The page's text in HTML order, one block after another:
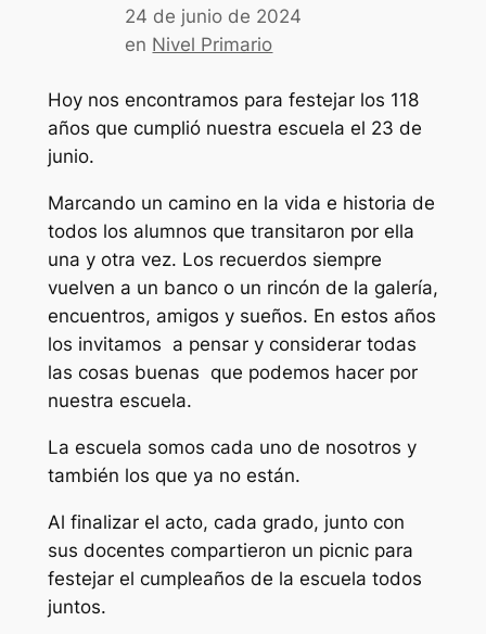
24 de junio de 2024
en Nivel Primario
Hoy nos encontramos para festejar los 118
años que cumplió nuestra escuela el 23 de
junio.
Marcando un camino en la vida e historia de
todos los alumnos que transitaron por ella
una y otra vez. Los recuerdos siempre
vuelven a un banco o un rincón de la galería,
encuentros, amigos y sueños. En estos años
los invitamos a pensar y considerar todas
las cosas buenas que podemos hacer por
nuestra escuela.
La escuela somos cada uno de nosotros y
también los que ya no están.
Al finalizar el acto, cada grado, junto con
sus docentes compartieron un picnic para
festejar el cumpleaños de la escuela todos
juntos.